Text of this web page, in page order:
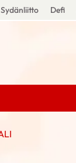
Sydänliitto Defi